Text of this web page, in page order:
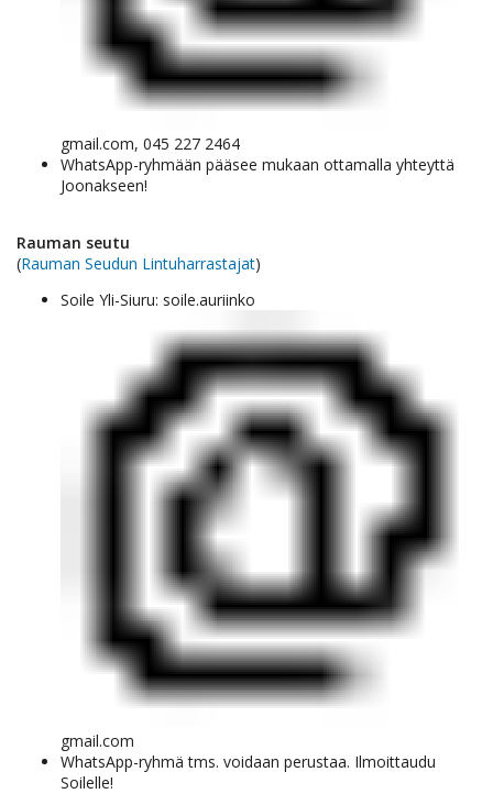
gmail.com, 045 227 2464
WhatsApp-ryhmään pääsee mukaan ottamalla yhteyttä
Joonakseen!
Rauman seutu
(Rauman Seudun Lintuharrastajat)
Soile Yli-Siuru: soile.auriinko
gmail.com
WhatsApp-ryhmä tms. voidaan perustaa. Ilmoittaudu
Soilelle!